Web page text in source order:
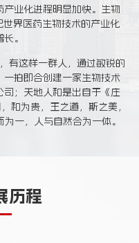
业化进程明显加快。生物
世界医药生物技术的产业化
。
有这样一群人，通过敏锐的
一拍即合创建一家生物技术
；天地人和是出自于《庄
和为贵，王之道，斯之美，
一，人与自然合为一体。
历程